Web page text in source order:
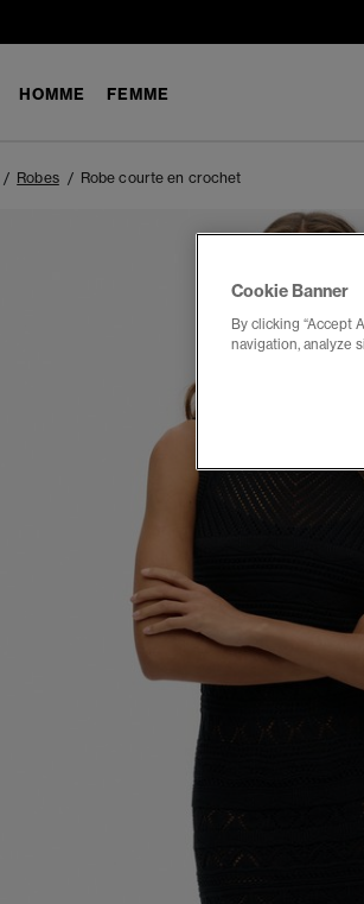
HOMME FEMME
Robes Robe courte en crochet
Cookie Banner
By clicking “Accept
navigation, analyze